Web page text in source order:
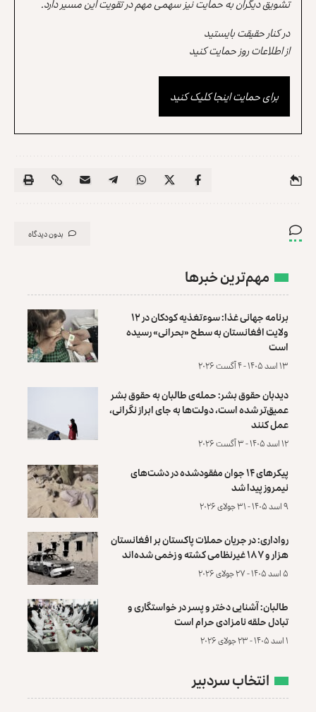
تشویق دیگران به حمایت نیز سهمی مهم در تقویت این مسیر دارد.
در کنار حقیقت بایستید
از اطلاعات روز حمایت کنید
برای حمایت اینجا کلیک کنید
بدون دیدگاه
مهم‌ترین خبرها
برنامه جهانی غذا: سوءتغذیه کودکان در ۱۲
ولایت افغانستان به سطح «بحرانی» رسیده
است
۱۳ اسد ۱۴۰۵ - ۴ آگست ۲۰۲۶
دیدبان حقوق بشر: حمله‌ی طالبان به حقوق بشر
عمیق‌تر شده است، دولت‌ها به جای ابراز نگرانی،
عمل کنند
۱۲ اسد ۱۴۰۵ - ۳ آگست ۲۰۲۶
پیکرهای ۱۴ جوان مفقودشده در دشت‌های
نیمروز پیدا شد
۹ اسد ۱۴۰۵ - ۳۱ جولای ۲۰۲۶
رواداری: در جریان حملات پاکستان بر افغانستان
هزار و ۱۸۷ غیرنظامی کشته و زخمی شده‌اند
۵ اسد ۱۴۰۵ - ۲۷ جولای ۲۰۲۶
طالبان: آشنایی دختر و پسر در خواستگاری و
تبادل حلقه نامزادی حرام است
۱ اسد ۱۴۰۵ - ۲۳ جولای ۲۰۲۶
انتخاب سردبیر